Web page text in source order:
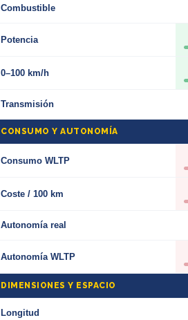
Combustible
Potencia
0–100 km/h
Transmisión
CONSUMO Y AUTONOMÍA
Consumo WLTP
Coste / 100 km
Autonomía real
Autonomía WLTP
DIMENSIONES Y ESPACIO
Longitud